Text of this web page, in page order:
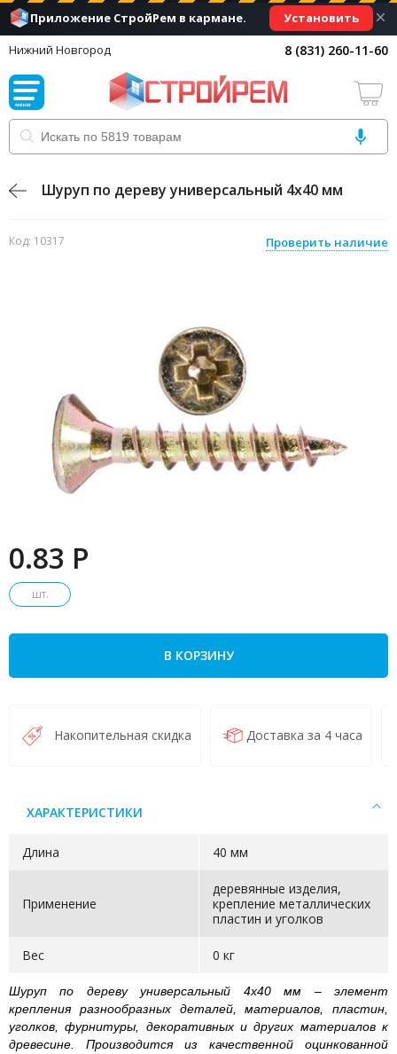
Приложение СтройРем в кармане. Установить ×
Нижний Новгород 8 (831) 260-11-60
Шуруп по дереву универсальный 4х40 мм
Код: 10317 Проверить наличие
0.83 P
шт.
В КОРЗИНУ
Накопительная скидка Доставка за 4 часа
ХАРАКТЕРИСТИКИ
Длина 40 мм
Применение
деревянные изделия,
крепление металлических
пластин и уголков
Вес 0 кг
Шуруп по дереву универсальный 4х40 мм – элемент
крепления разнообразных деталей, материалов, пластин,
уголков, фурнитуры, декоративных и других материалов к
древесине. Производится из качественной оцинкованной